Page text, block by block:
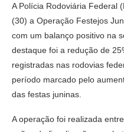
A Polícia Rodoviária Federal
(30) a Operação Festejos
com um balanço positivo na
destaque foi a redução de
registradas nas rodovias
período marcado pelo
das festas juninas.
A operação foi realizada